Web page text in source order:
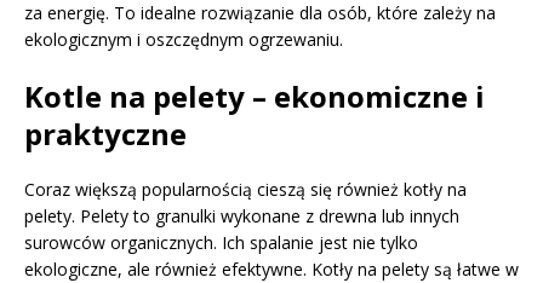
za energię. To idealne rozwiązanie dla osób, które zależy na
ekologicznym i oszczędnym ogrzewaniu.
Kotle na pelety – ekonomiczne i
praktyczne
Coraz większą popularnością cieszą się również kotły na
pelety. Pelety to granulki wykonane z drewna lub innych
surowców organicznych. Ich spalanie jest nie tylko
ekologiczne, ale również efektywne. Kotły na pelety są łatwe w